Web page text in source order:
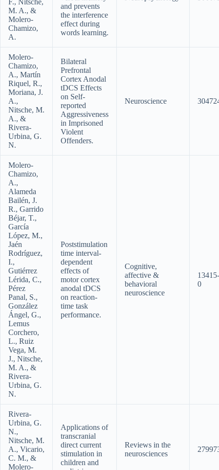
M. A., &
Molero-
Chamizo,
A.
and prevents
the interference
effect during
words learning.
Molero-
Chamizo,
A., Martín
Riquel, R.,
Moriana, J.
A.,
Nitsche, M.
A., &
Rivera-
Urbina, G.
N.
Bilateral
Prefrontal
Cortex Anodal
tDCS Effects
on Self-
reported
Aggressiveness
in Imprisoned
Violent
Offenders.
Neuroscience
Molero-
Chamizo,
A.,
Alameda
Bailén, J.
R., Garrido
Béjar, T.,
García
López, M.,
Jaén
Rodríguez,
I.,
Gutiérrez
Lérida, C.,
Pérez
Panal, S.,
González
Ángel, G.,
Lemus
Corchero,
L., Ruiz
Vega, M.
J., Nitsche,
M. A., &
Rivera-
Urbina, G.
N.
Poststimulation
time interval-
dependent
effects of
motor cortex
anodal tDCS
on reaction-
time task
performance.
Cognitive,
affective &
behavioral
neuroscience
0
Rivera-
Urbina, G.
N.,
Nitsche, M.
A., Vicario,
C. M., &
Molero-
Applications of
transcranial
direct current
stimulation in
children and
Reviews in the
neurosciences